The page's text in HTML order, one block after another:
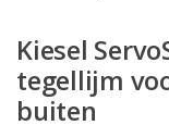
Kiesel
tegellijm
buiten